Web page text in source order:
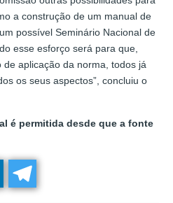
a construção de um manual de
possível Seminário Nacional de
esse esforço será para que,
aplicação da norma, todos já
os seus aspectos”, concluiu o
é permitida desde que a fonte